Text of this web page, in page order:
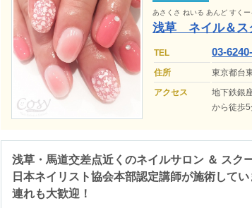
あさくさ ねいる あんど すく
浅草 ネイル＆
TEL 03-
住所
東京都台
アクセス
地下鉄銀
から徒歩
浅草・馬道交差点近くのネイルサロン ＆ スク
日本ネイリスト協会本部認定講師が施術して
連れも大歓迎！